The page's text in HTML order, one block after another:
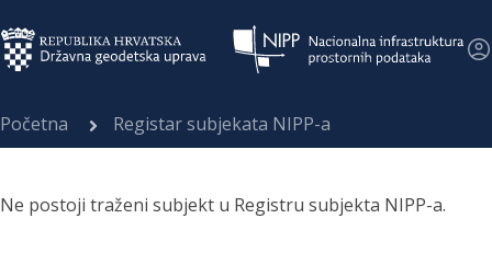
Početna Registar subjekata NIPP-a
Ne postoji traženi subjekt u Registru subjekta NIPP-a.